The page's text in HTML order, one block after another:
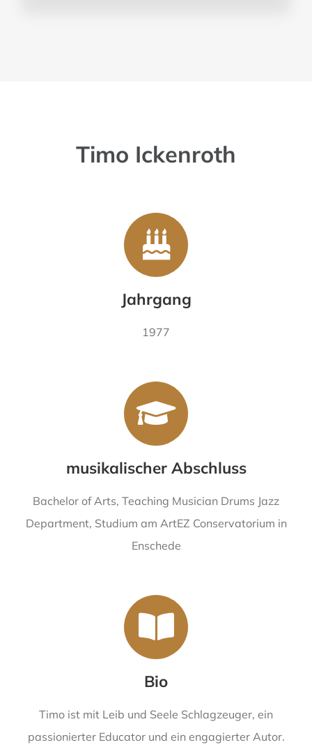
Timo Ickenroth
Jahrgang
1977
musikalischer Abschluss
Bachelor of Arts, Teaching Musician Drums Jazz
Department, Studium am ArtEZ Conservatorium in
Enschede
Bio
Timo ist mit Leib und Seele Schlagzeuger, ein
passionierter Educator und ein engagierter Autor.